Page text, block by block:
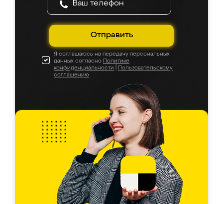
Отправить
Я соглашаюсь на передачу персональных
данных согласно Политике
конфиденциальности
Пользовательскому
соглашению